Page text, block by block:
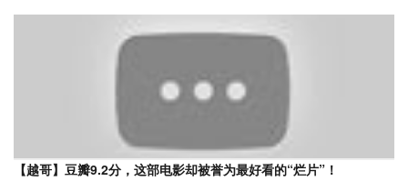
【越哥】豆瓣9.2分，这部电影却被誉为最好看的“烂片”！